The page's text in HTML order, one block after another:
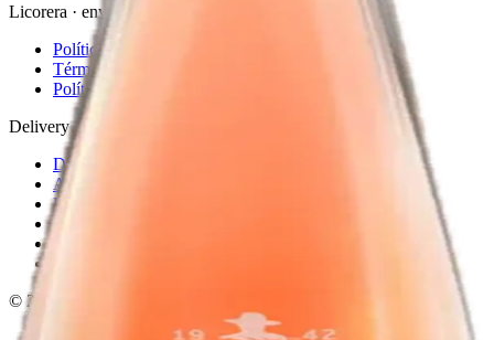
Licorera · envíos locales
Política de privacidad
Términos y condiciones
Política de devoluciones
Delivery · Miami
Delivery de licores en Miami
Alcohol a domicilio Miami
Delivery a Brickell
Licorera en Brickell
© 2026 El Gato Tuerto · Licorera